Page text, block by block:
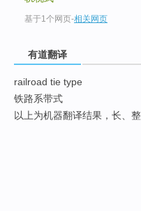
基于1个网页-相关网页
有道翻译
railroad tie type
铁路系带式
以上为机器翻译结果，长、